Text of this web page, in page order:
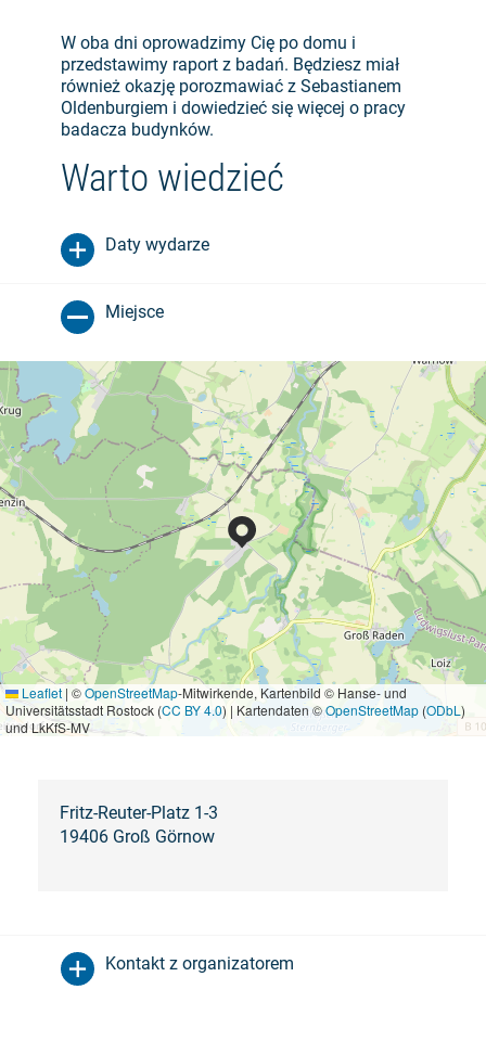
W oba dni oprowadzimy Cię po domu i
przedstawimy raport z badań. Będziesz miał
również okazję porozmawiać z Sebastianem
Oldenburgiem i dowiedzieć się więcej o pracy
badacza budynków.
Warto wiedzieć
Daty wydarze
Miejsce
Leaflet | ©OpenStreetMap-Mitwirkende, Kartenbild © Hanse- und
Universitätsstadt Rostock (CC BY 4.0) | Kartendaten ©OpenStreetMap (ODbL )
und LkKfS-MV
Fritz-Reuter-Platz 1-3
19406 Groß Görnow
Kontakt z organizatorem